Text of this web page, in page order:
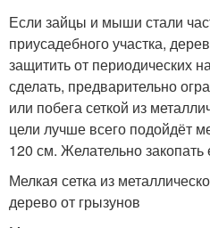
Если зайцы и мыши стали
приусадебного участка,
защитить от периодических
сделать, предварительно
или побега сеткой из
цели лучше всего подойдёт
120 см. Желательно
Мелкая сетка из
дерево от грызунов